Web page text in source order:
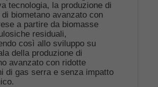
tecnologia, la produzione di
di biometano avanzato con
a partire da biomasse
residuali,
così allo sviluppo su
della produzione di
avanzato con ridotte
di gas serra e senza impatto